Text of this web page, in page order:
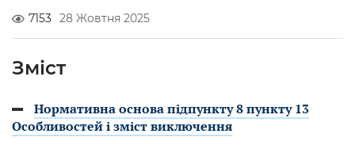
7153 28 Жовтня 2025
Зміст
Нормативна основа підпункту 8 пункту 13
Особливостей і зміст виключення